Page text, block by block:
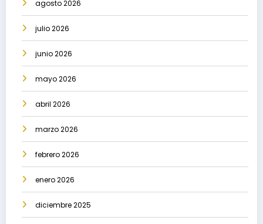
agosto 2026
julio 2026
junio 2026
mayo 2026
abril 2026
marzo 2026
febrero 2026
enero 2026
diciembre 2025